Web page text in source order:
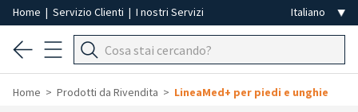
Home | Servizio Clienti | I nostri Servizi
Home Prodotti da Rivendita LineaMed+ per piedi e unghie